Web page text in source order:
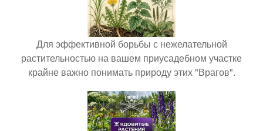
Для эффективной борьбы с нежелательной
растительностью на вашем приусадебном участке
крайне важно понимать природу этих "Врагов".